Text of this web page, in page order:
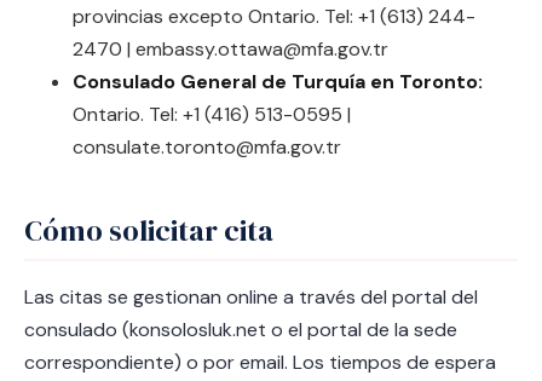
provincias excepto Ontario. Tel: +1 (613) 244-
2470 | embassy.ottawa@mfa.gov.tr
Consulado General de Turquía en Toronto:
Ontario. Tel: +1 (416) 513-0595 |
consulate.toronto@mfa.gov.tr
Cómo solicitar cita
Las citas se gestionan online a través del portal del
consulado (konsolosluk.net o el portal de la sede
correspondiente) o por email. Los tiempos de espera